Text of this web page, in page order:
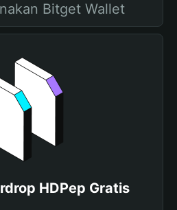
Bitget Wallet
HDPep Gratis